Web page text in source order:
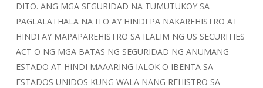
DITO. ANG MGA SEGURIDAD NA TUMUTUKOY SA
PAGLALATHALA NA ITO AY HINDI PA NAKAREHISTRO AT
HINDI AY MAPAPAREHISTRO SA ILALIM NG US SECURITIES
ACT O NG MGA BATAS NG SEGURIDAD NG ANUMANG
ESTADO AT HINDI MAAARING IALOK O IBENTA SA
ESTADOS UNIDOS KUNG WALA NANG REHISTRO SA